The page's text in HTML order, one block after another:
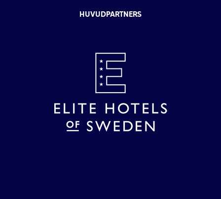
HUVUDPARTNERS